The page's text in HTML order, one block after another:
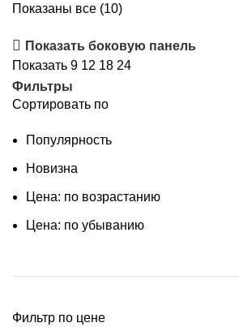
Показаны все (10)Сортировка:
недавние
Показать боковую панель
Показать 9 12 18 24
Фильтры
Сортировать по
Популярность
Новизна
Цена: по возрастанию
Цена: по убыванию
Фильтр по цене